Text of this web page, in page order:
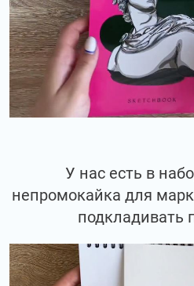
У нас есть в
непромокайка для
подкладивать